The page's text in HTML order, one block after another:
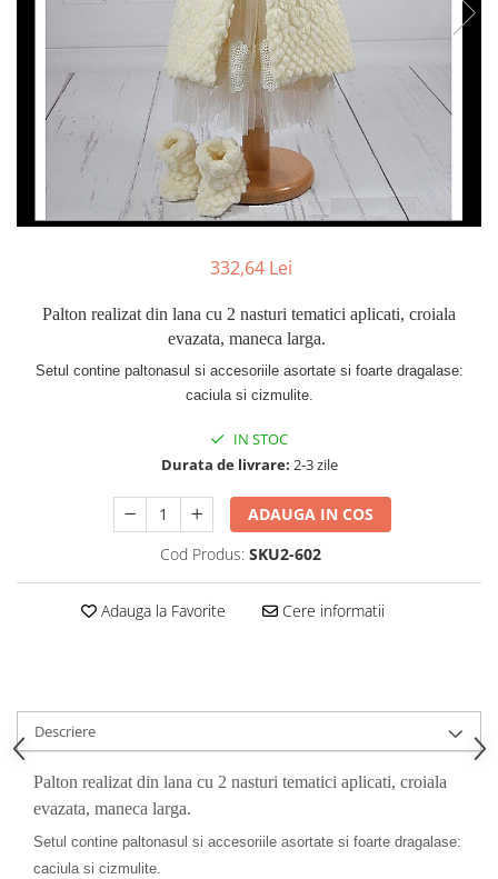
Cercei de aur lungi cu lant
Cercei din aur tortite
Cercei din aur alb
Cercei aur cu surub
332,64 Lei
Palton realizat din lana cu 2 nasturi tematici aplicati, croiala
evazata, maneca larga.
Setul contine paltonasul si accesoriile asortate si foarte dragalase:
caciula si cizmulite.
IN STOC
Durata de livrare: 2-3 zile
ADAUGA IN COS
Cod Produs: SKU2-602
Adauga la Favorite Cere informatii
Descriere
Palton realizat din lana cu 2 nasturi tematici aplicati, croiala
evazata, maneca larga.
Setul contine paltonasul si accesoriile asortate si foarte dragalase:
caciula si cizmulite.